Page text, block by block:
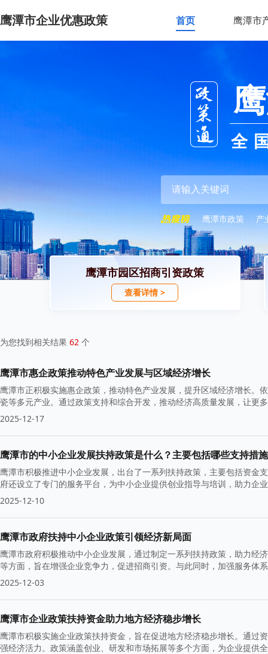
鹰潭市企业优惠政策 首页 鹰潭市
全
鹰潭市政策 产
鹰潭市园区招商引资政策
查看详情 >
为您找到相关结果 62 个
鹰潭市惠企政策推动特色产业发展与区域经济增长
鹰潭市正积极实施惠企政策，推动特色产业发展，提升区域经济增长。
瓷等多元产业。通过政策支持和综合开发，推动经济高质量发展，让更
2025-12-17
鹰潭市的中小企业发展扶持政策是什么？主要包括哪些支持措
鹰潭市积极推进中小企业发展，出台了一系列扶持政策，主要包括资金
府还设立了专门的服务平台，为中小企业提供创业指导与培训，助力企
2025-12-10
鹰潭市政府扶持中小企业政策引领经济新局面
鹰潭市政府积极推动中小企业发展，通过制定一系列扶持政策，助力经
等方面，旨在增强企业竞争力，促进招商引资。与此同时，加强服务体
2025-12-03
鹰潭市企业政策扶持资金助力地方经济稳步增长
鹰潭市积极实施企业政策扶持资金，旨在促进地方经济稳步增长。通过
强经济活力。政策涵盖创业、研发和市场拓展等多个方面，为企业提供